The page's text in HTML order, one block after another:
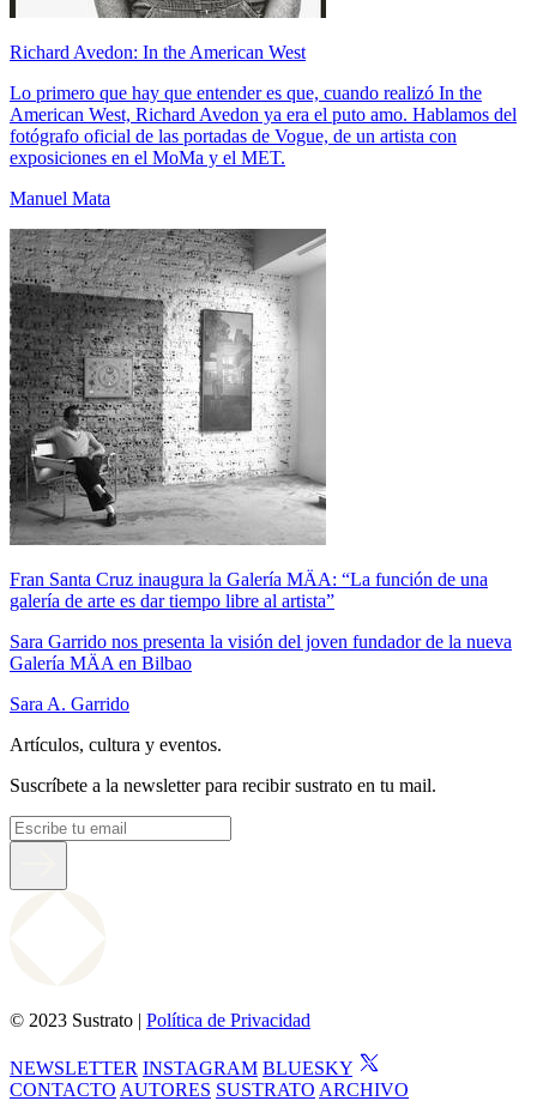
Richard Avedon: In the American West
Lo primero que hay que entender es que, cuando realizó In the
American West, Richard Avedon ya era el puto amo. Hablamos del
fotógrafo oficial de las portadas de Vogue, de un artista con
exposiciones en el MoMa y el MET.
Manuel Mata
Fran Santa Cruz inaugura la Galería MÄA: “La función de una
galería de arte es dar tiempo libre al artista”
Sara Garrido nos presenta la visión del joven fundador de la nueva
Galería MÄA en Bilbao
Sara A. Garrido
Artículos, cultura y eventos.
Suscríbete a la newsletter para recibir sustrato en tu mail.
© 2023 Sustrato | Política de Privacidad
NEWSLETTER INSTAGRAM BLUESKY
CONTACTO AUTORES SUSTRATO ARCHIVO